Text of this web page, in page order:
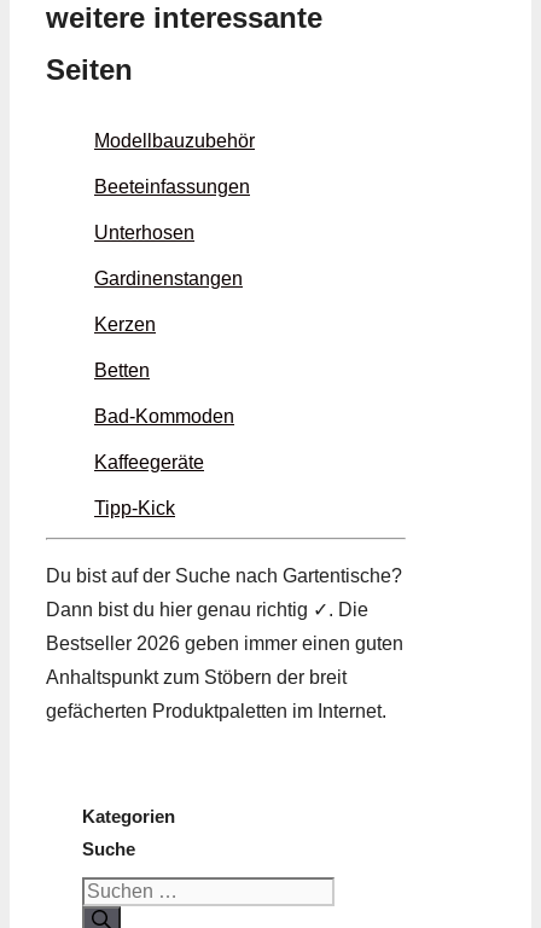
weitere interessante
Seiten
Modellbauzubehör
Beeteinfassungen
Unterhosen
Gardinenstangen
Kerzen
Betten
Bad-Kommoden
Kaffeegeräte
Tipp-Kick
Du bist auf der Suche nach Gartentische?
Dann bist du hier genau richtig ✓. Die
Bestseller 2026 geben immer einen guten
Anhaltspunkt zum Stöbern der breit
gefächerten Produktpaletten im Internet.
Kategorien
Suche
Suchen
nach: